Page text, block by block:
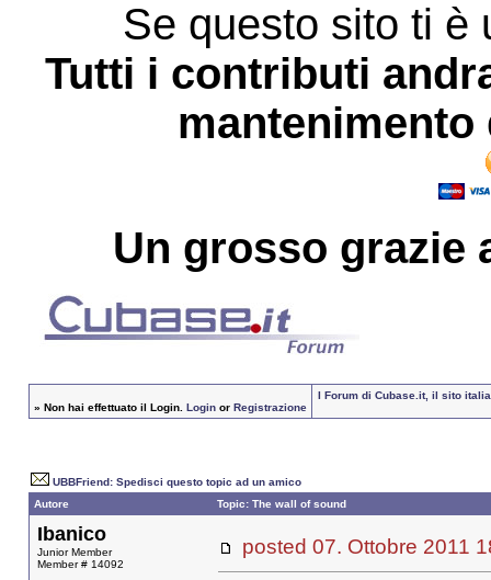
Se questo sito ti è
Tutti i contributi
Un grosso grazie
» Non hai effettuato il Login. Loginor Registrazione
I Forum di Cubase.it, il sito
UBBFriend: Spedisci questo topic ad un amico
Autore
Topic: The wall of sound
Ibanico
Junior Member
Member # 14092
posted 07. Ottobre